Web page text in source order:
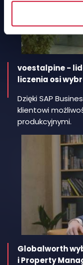
voestalpine -
liczenia osi
Dzięki SAP
klientowi
produkcyjnymi.
Globalworth
i Property